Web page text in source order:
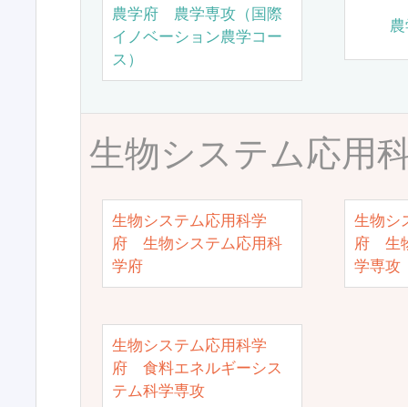
農学府 農学専攻（国際
イノベーション農学コー
ス）
生物システム応用
生物システム応用科学
府 生物システム応用科
学府
生物シ
府 生
学専攻
生物システム応用科学
府 食料エネルギーシス
テム科学専攻